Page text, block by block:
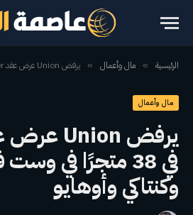
الرئيسية » مال وأعمال » يرفض Union عرض عقد Kroger في 38 متجرًا في وست فرجينيا وكنتاكي وأوهايو
مال وأعمال
في 38 متجرًا في
وكنتاكي وأوهايو